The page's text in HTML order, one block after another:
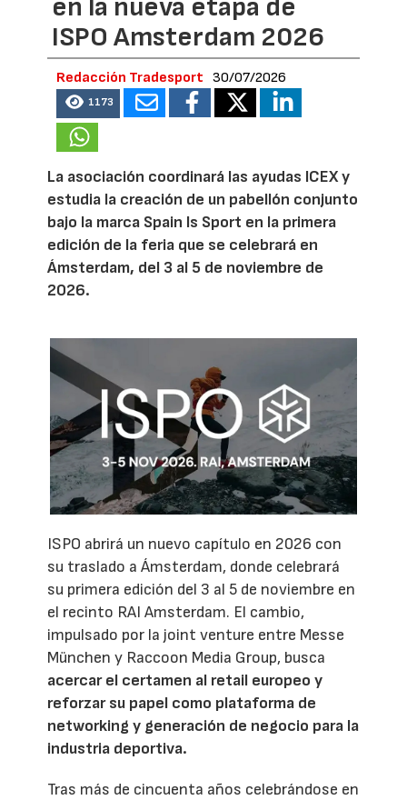
en la nueva etapa de
ISPO Amsterdam 2026
Redacción Tradesport 30/07/2026
1173
La asociación coordinará las ayudas ICEX y
estudia la creación de un pabellón conjunto
bajo la marca Spain Is Sport en la primera
edición de la feria que se celebrará en
Ámsterdam, del 3 al 5 de noviembre de
2026.
ISPO abrirá un nuevo capítulo en 2026 con
su traslado a Ámsterdam, donde celebrará
su primera edición del 3 al 5 de noviembre en
el recinto RAI Amsterdam. El cambio,
impulsado por la joint venture entre Messe
München y Raccoon Media Group, busca
acercar el certamen al retail europeo y
reforzar su papel como plataforma de
networking y generación de negocio para la
industria deportiva.
Tras más de cincuenta años celebrándose en